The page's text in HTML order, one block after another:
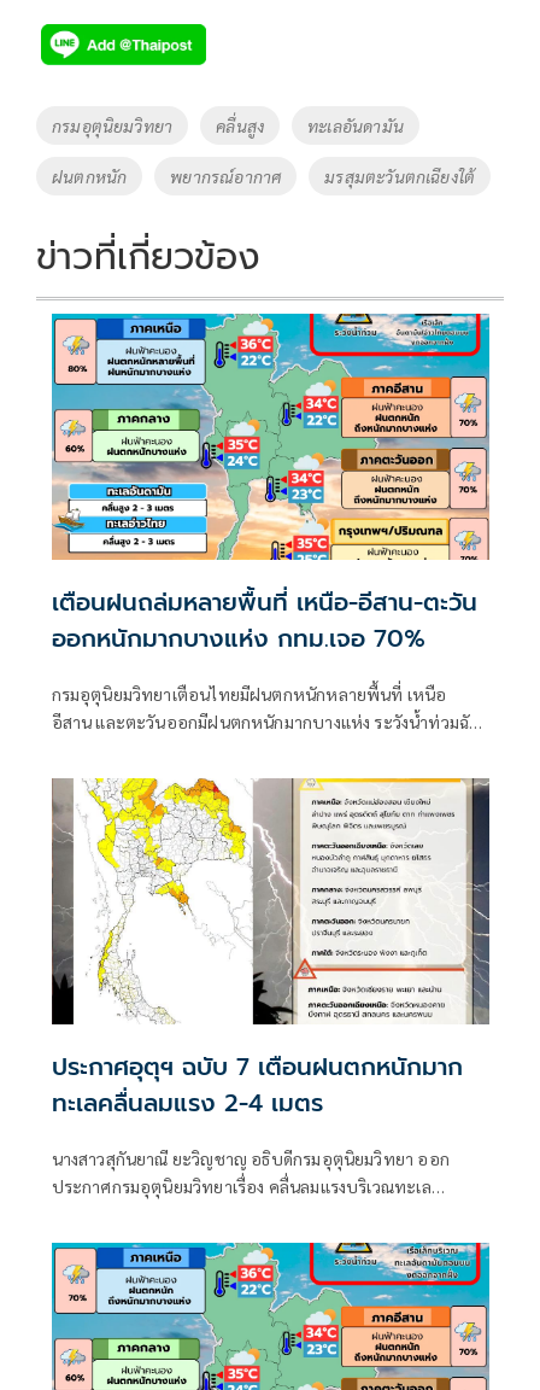
e
b
o
k
tt
er
p
y
k
Tags
กรมอุตุนิยมวิทยา คลื่นสูง ทะเลอันดามัน
ฝนตกหนัก พยากรณ์อากาศ มรสุมตะวันตกเฉียงใต้
ข่าวที่เกี่ยวข้อง
เตือนฝนถล่มหลายพื้นที่ เหนือ-อีสาน-ตะวัน
ออกหนักมากบางแห่ง กทม.เจอ 70%
กรมอุตุนิยมวิทยาเตือนไทยมีฝนตกหนักหลายพื้นที่ เหนือ
อีสาน และตะวันออกมีฝนตกหนักมากบางแห่ง ระวังน้ำท่วมฉับ
ตอนบนคลื่นสูง 2-3 เมตร เรือเล็กควรงดออกจากฝั่ง ส่วนไต้ฝุ่น
“ดอลฟิน” ไม่เข้าไทย
ประกาศอุตุฯ ฉบับ 7 เตือนฝนตกหนักมาก
ทะเลคลื่นลมแรง 2-4 เมตร
นางสาวสุกันยาณี ยะวิญชาญ อธิบดีกรมอุตุนิยมวิทยา ออก
ประกาศกรมอุตุนิยมวิทยาเรื่อง คลื่นลมแรงบริเวณทะเล
มากบริเวณประเทศไทย